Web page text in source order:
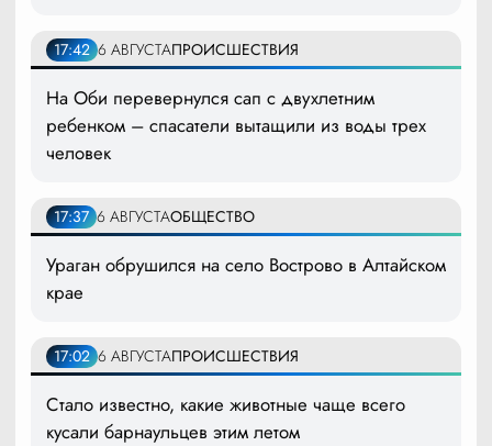
17:42 6 АВГУСТАПРОИСШЕСТВИЯ
На Оби перевернулся сап с двухлетним
ребенком – спасатели вытащили из воды трех
человек
17:37 6 АВГУСТАОБЩЕСТВО
Ураган обрушился на село Вострово в Алтайском
крае
17:02 6 АВГУСТАПРОИСШЕСТВИЯ
Стало известно, какие животные чаще всего
кусали барнаульцев этим летом